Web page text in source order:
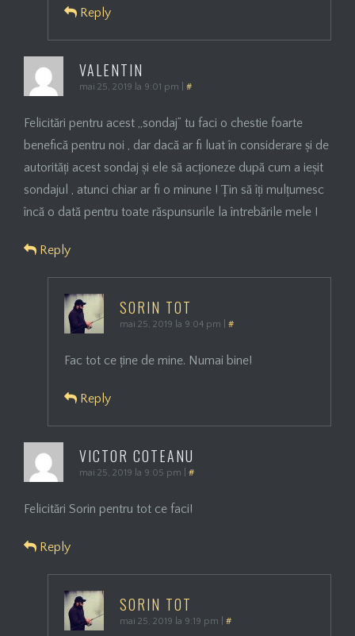
Reply
VALENTIN
mai 25, 2019 la 9:01 pm #
Felicitări pentru acest „sondaj” tu faci o chestie foarte
benefică pentru noi , dar dacă ar fi luat în considerare și de
autorități acest sondaj și ele să acționeze după cum a ieșit
sondajul , atunci chiar ar fi o minune ! Țin să îți mulțumesc
încă o dată pentru toate răspunsurile la întrebările mele !
Reply
SORIN TOT
mai 25, 2019 la 9:04 pm #
Fac tot ce ține de mine. Numai bine!
Reply
VICTOR COTEANU
mai 25, 2019 la 9:05 pm #
Felicitări Sorin pentru tot ce faci!
Reply
SORIN TOT
mai 25, 2019 la 9:19 pm #